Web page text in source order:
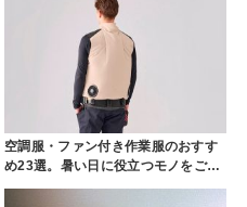
空調服・ファン付き作業服のおすす
め23選。暑い日に役立つモノをご…